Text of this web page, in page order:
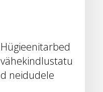
Hügieenitarbed
vähekindlustatu
d neidudele